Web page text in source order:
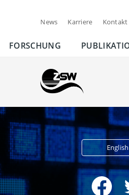
News Karriere Kontakt
FORSCHUNG
English